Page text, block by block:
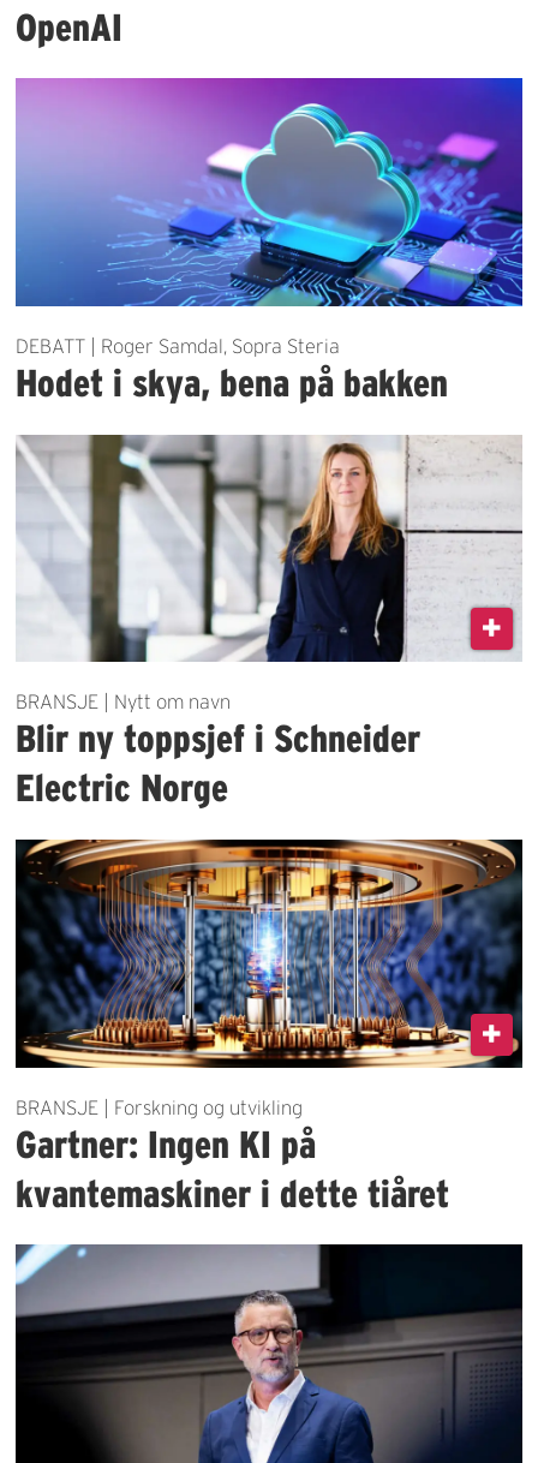
OpenAI
DEBATT | Roger Samdal, Sopra Steria
Hodet i skya, bena på bakken
BRANSJE | Nytt om navn
Blir ny toppsjef i Schneider
Electric Norge
BRANSJE | Forskning og utvikling
Gartner: Ingen KI på
kvantemaskiner i dette tiåret